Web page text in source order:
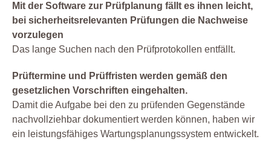
Mit der Software zur Prüfplanung fällt es ihnen leicht,
bei sicherheitsrelevanten Prüfungen die Nachweise
vorzulegen
Das lange Suchen nach den Prüfprotokollen entfällt.
Prüftermine und Prüffristen werden gemäß den
gesetzlichen Vorschriften eingehalten.
Damit die Aufgabe bei den zu prüfenden Gegenstände
nachvollziehbar dokumentiert werden können, haben wir
ein leistungsfähiges Wartungsplanungssystem entwickelt.